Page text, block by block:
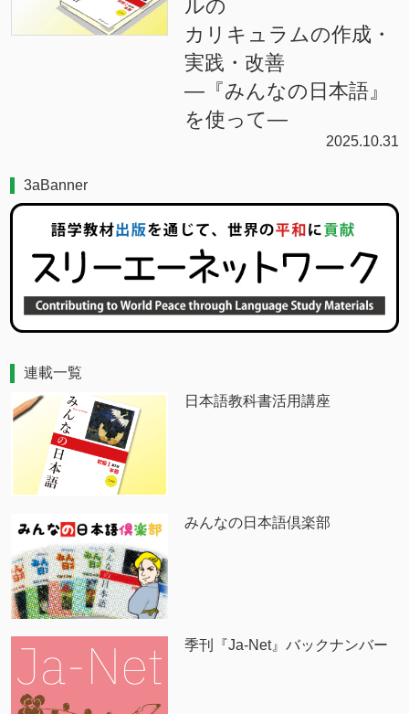
ルの
カリキュラムの作成・
実践・改善
―『みんなの日本語』
を使って―
2025.10.31
3aBanner
連載一覧
日本語教科書活用講座
みんなの日本語倶楽部
季刊『Ja-Net』バックナンバー